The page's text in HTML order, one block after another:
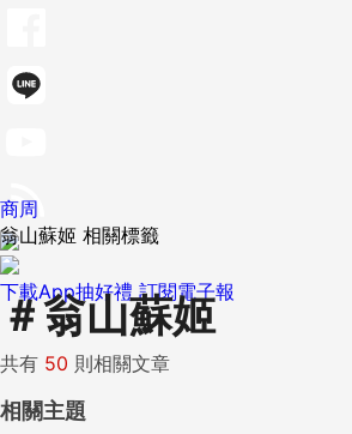
下載App抽好禮 訂閱電子報
商周
翁山蘇姬 相關標籤
＃翁山蘇姬
共有 50 則相關文章
相關主題